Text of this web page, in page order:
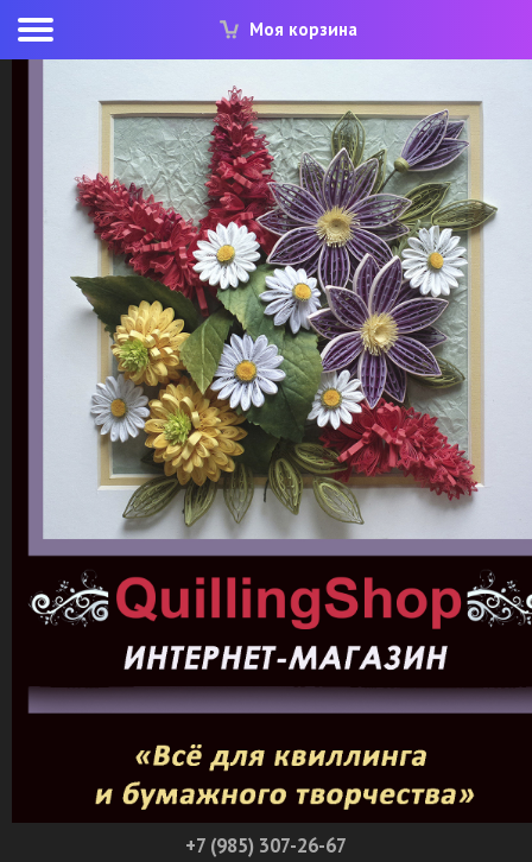
Моя корзина
+7 (985) 307-26-67